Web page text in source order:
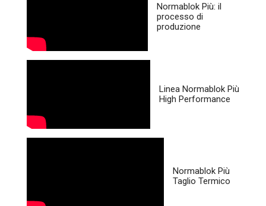
Normablok Più: il
processo di
produzione
Linea Normablok Più
High Performance
Normablok Più
Taglio Termico